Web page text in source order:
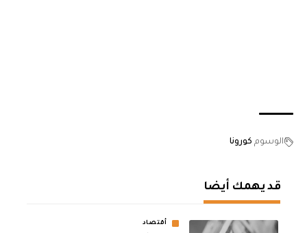
الوسوم كورونا
قد يهمك أيضا
أقتصاد